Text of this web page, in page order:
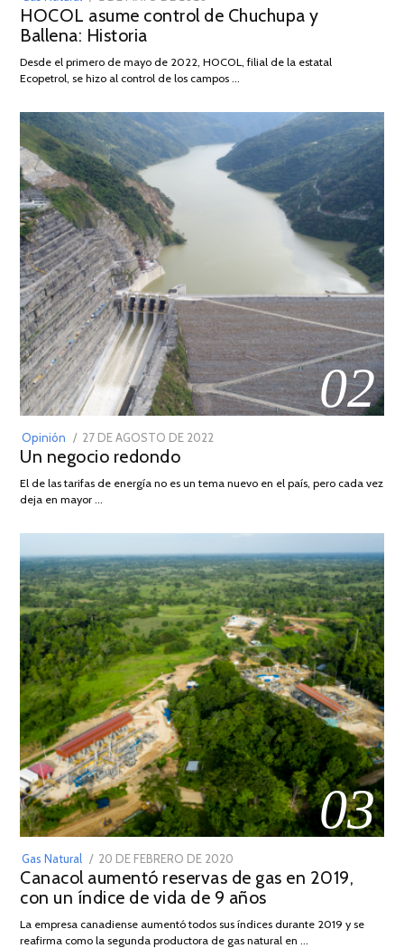
ON
DE
2026
HOCOL asume control de Chuchupa y
Ballena: Historia
Desde el primero de mayo de 2022, HOCOL, filial de la estatal
Ecopetrol, se hizo al control de los campos …
02
Opinión
POSTED
ON
27 DE AGOSTO DE 2022
DE
Un negocio redondo
El de las tarifas de energía no es un tema nuevo en el país, pero cada vez
deja en mayor …
03
Gas Natural
POSTED
ON
20 DE FEBRERO DE 2020
DE
JULIO
2025
Canacol aumentó reservas de gas en 2019,
con un índice de vida de 9 años
La empresa canadiense aumentó todos sus índices durante 2019 y se
reafirma como la segunda productora de gas natural en …